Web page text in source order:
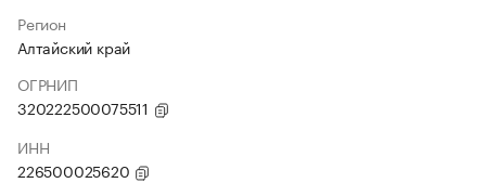
Регион
Алтайский край
ОГРНИП
320222500075511
ИНН
226500025620